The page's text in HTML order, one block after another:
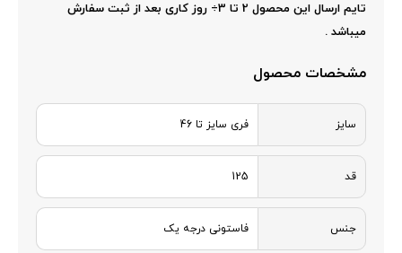
تایم ارسال این محصول 2 تا 3÷ روز کاری بعد از ثبت سفارش
میباشد .
مشخصات محصول
سایز فری سایز تا 46
قد 125
جنس فاستونی درجه یک